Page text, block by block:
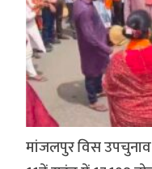
मांजलपुर विस